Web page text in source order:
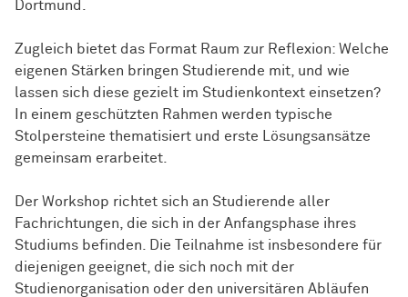
Dortmund.
Zugleich bietet das Format Raum zur Reflexion: Welche
eigenen Stärken bringen Studierende mit, und wie
lassen sich diese gezielt im Studienkontext einsetzen?
In einem geschützten Rahmen werden typische
Stolpersteine thematisiert und erste Lösungsansätze
gemeinsam erarbeitet.
Der Workshop richtet sich an Studierende aller
Fachrichtungen, die sich in der Anfangsphase ihres
Studiums befinden. Die Teilnahme ist insbesondere für
diejenigen geeignet, die sich noch mit der
Studienorganisation oder den universitären Abläufen